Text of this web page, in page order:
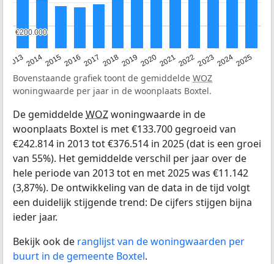
20132014201520162017 20182019 202020212022202320242025
€200.000
€200.000
Bovenstaande grafiek toont de gemiddelde WOZ
woningwaarde per jaar in de woonplaats Boxtel.
De gemiddeldeWOZwoningwaarde in de
woonplaats Boxtel is met €133.700 gegroeid van
€242.814 in 2013 tot €376.514 in 2025 (dat is een groei
van 55%). Het gemiddelde verschil per jaar over de
hele periode van 2013 tot en met 2025 was €11.142
(3,87%). De ontwikkeling van de data in de tijd volgt
een duidelijk stijgende trend: De cijfers stijgen bijna
ieder jaar.
Bekijk ook de ranglijst van de woningwaarden per
buurt in de gemeente Boxtel.